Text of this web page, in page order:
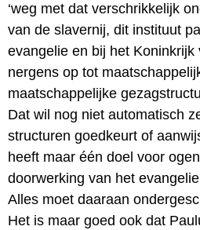
‘weg met dat verschrikkelijk
van de slavernij, dit instituut
evangelie en bij het Koninkrijk
nergens op tot
maatschappelijke
Dat wil nog niet automatisch
structuren goedkeurt of
heeft maar één doel voor
doorwerking van het
Alles moet daaraan
Het is maar goed ook dat